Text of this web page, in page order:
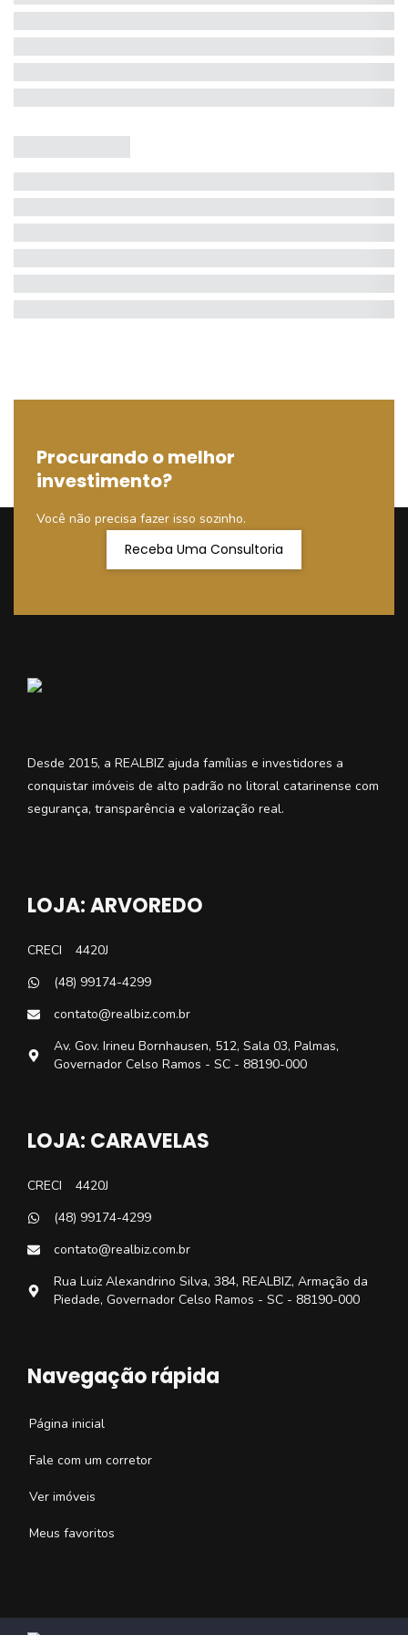
Procurando o melhor
investimento?
Você não precisa fazer isso sozinho.
Receba Uma Consultoria
Desde 2015, a REALBIZ ajuda famílias e investidores a
conquistar imóveis de alto padrão no litoral catarinense com
segurança, transparência e valorização real.
LOJA: ARVOREDO
CRECI
4420J
(48) 99174-4299
contato@realbiz.com.br
Av. Gov. Irineu Bornhausen, 512, Sala 03, Palmas,
Governador Celso Ramos - SC - 88190-000
LOJA: CARAVELAS
CRECI
4420J
(48) 99174-4299
contato@realbiz.com.br
Rua Luiz Alexandrino Silva, 384, REALBIZ, Armação da
Piedade, Governador Celso Ramos - SC - 88190-000
Navegação rápida
Página inicial
Fale com um corretor
Ver imóveis
Meus favoritos